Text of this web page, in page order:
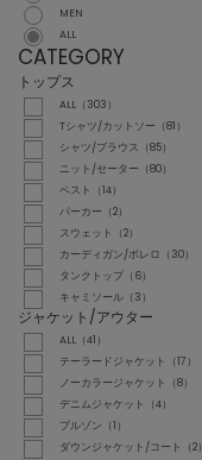
MEN
ALL
CATEGORY
トップス
ALL（303）
Tシャツ/カットソー（81）
シャツ/ブラウス（85）
ニット/セーター（80）
ベスト（14）
パーカー（2）
スウェット（2）
カーディガン/ボレロ（30）
タンクトップ（6）
キャミソール（3）
ジャケット/アウター
ALL（41）
テーラードジャケット（17）
ノーカラージャケット（8）
デニムジャケット（4）
ブルゾン（1）
ダウンジャケット/コート（2）